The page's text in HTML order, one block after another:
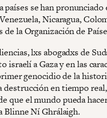
países se han pronunciado
Nicaragua,
la Organización de
lxs abogadxs de
israelí a Gaza y en las
genocidio de la
en tiempo
que el mundo pueda
Blinne Ní Ghrálaigh.